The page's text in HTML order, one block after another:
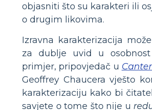
objasniti što su karakteri ili
o drugim likovima.
Izravna karakterizacija
za dublje uvid u
primjer, pripovjedač u
Geoffrey Chaucera vješto
karakterizaciju kako bi
savjete o tome što nije u